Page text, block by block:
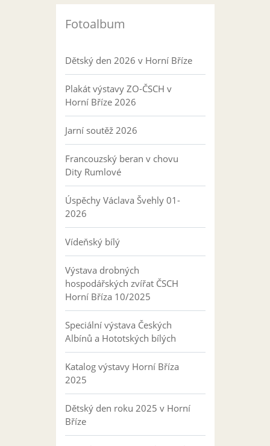
Fotoalbum
Dětský den 2026 v Horní Bříze
Plakát výstavy ZO-ČSCH v
Horní Bříze 2026
Jarní soutěž 2026
Francouzský beran v chovu
Dity Rumlové
Úspěchy Václava Švehly 01-
2026
Vídeňský bílý
Výstava drobných
hospodářských zvířat ČSCH
Horní Bříza 10/2025
Speciální výstava Českých
Albínů a Hototských bílých
Katalog výstavy Horní Bříza
2025
Dětský den roku 2025 v Horní
Bříze